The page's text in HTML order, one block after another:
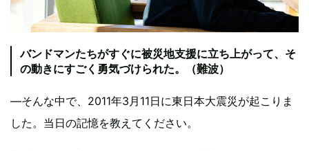
バンドマンたちがすぐに被災地支援に立ち上がって、そ
の動きにすごく勇気づけられた。（難波）
―そんな中で、2011年3月11日に東日本大震災が起こりま
した。当日の記憶を教えてください。